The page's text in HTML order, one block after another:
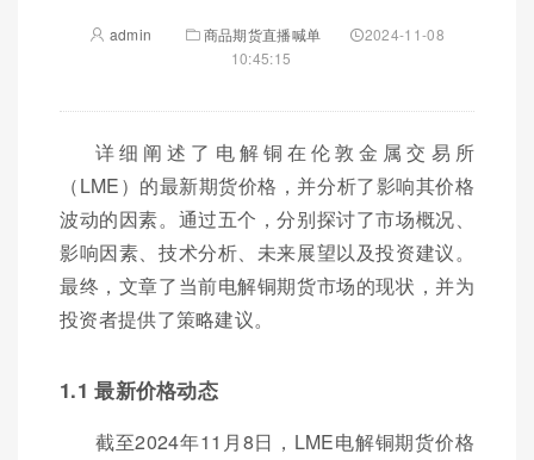
admin 商品期货直播喊单
2024-11-08
10:45:15
详细阐述了电解铜在伦敦金属交易所
（LME）的最新期货价格，并分析了影响其价格
波动的因素。通过五个，分别探讨了市场概况、
影响因素、技术分析、未来展望以及投资建议。
最终，文章了当前电解铜期货市场的现状，并为
投资者提供了策略建议。
1.1 最新价格动态
截至2024年11月8日，LME电解铜期货价格